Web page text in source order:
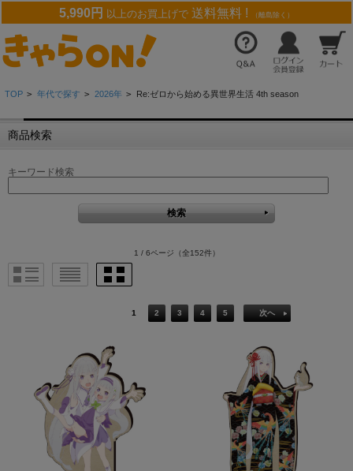
5,990円 以上のお買上げで 送料無料 ! （離島除く）
TOP > 年代で探す > 2026年 > Re:ゼロから始める異世界生活 4th season
商品検索
キーワード検索
1 / 6ページ （全152件）
1 2 3 4 5 次へ